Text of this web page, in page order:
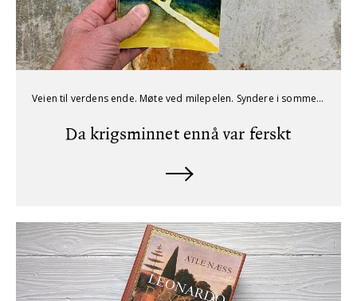
Veien til verdens ende. Møte ved milepelen. Syndere i sommersol. Fjorten dager før frostnettene. Finnes det noen norsk forfatter med kulere romantitler enn Sigurd Hoel?
Da krigsminnet ennå var ferskt